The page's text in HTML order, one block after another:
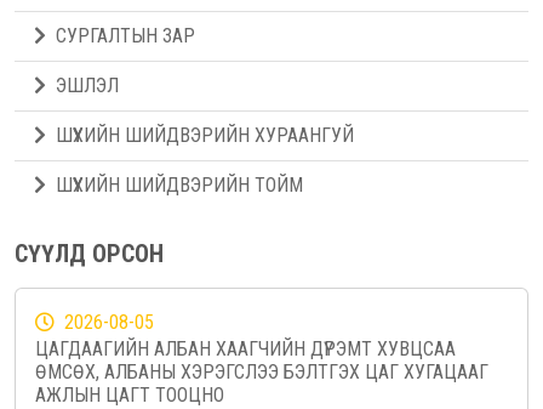
СУРГАЛТЫН ЗАР
ЭШЛЭЛ
ШҮҮХИЙН ШИЙДВЭРИЙН ХУРААНГУЙ
ШҮҮХИЙН ШИЙДВЭРИЙН ТОЙМ
СҮҮЛД ОРСОН
2026-08-05
ЦАГДААГИЙН АЛБАН ХААГЧИЙН ДҮРЭМТ ХУВЦСАА
ӨМСӨХ, АЛБАНЫ ХЭРЭГСЛЭЭ БЭЛТГЭХ ЦАГ ХУГАЦААГ
АЖЛЫН ЦАГТ ТООЦНО